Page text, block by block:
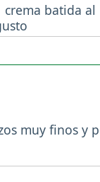
crema batida al
muy finos y